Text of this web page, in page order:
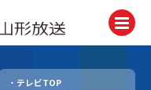
テレビTOP